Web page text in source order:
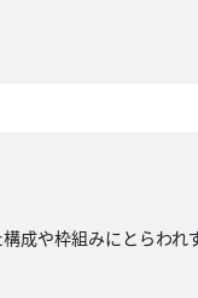
成や枠組みにとらわれ